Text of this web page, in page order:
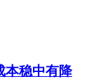
本稳中有降